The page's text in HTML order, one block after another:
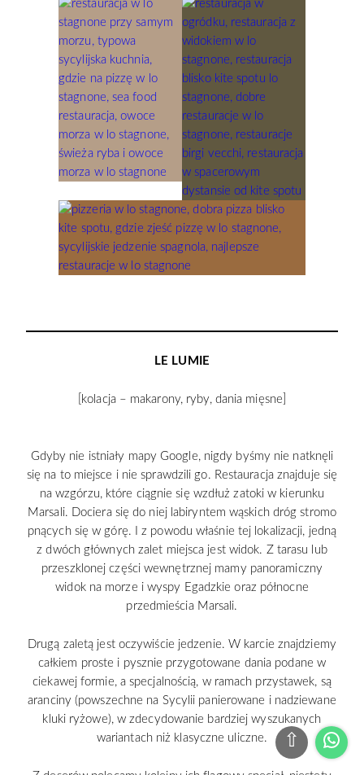
LE LUMIE
[kolacja – makarony, ryby, dania mięsne]
Gdyby nie istniały mapy Google, nigdy byśmy nie natknęli
się na to miejsce i nie sprawdzili go. Restauracja znajduje się
na wzgórzu, które ciągnie się wzdłuż zatoki w kierunku
Marsali. Dociera się do niej labiryntem wąskich dróg stromo
pnących się w górę. I z powodu właśnie tej lokalizacji, jedną
z dwóch głównych zalet miejsca jest widok. Z tarasu lub
przeszklonej części wewnętrznej mamy panoramiczny
widok na morze i wyspy Egadzkie oraz północne
przedmieścia Marsali.
Drugą zaletą jest oczywiście jedzenie. W karcie znajdziemy
całkiem proste i pysznie przygotowane dania podane w
ciekawej formie, a specjalnością, w ramach przystawek, są
aranciny (powszechne na Sycylii panierowane i nadziewane
kluki ryżowe), w zdecydowanie bardziej wyszukanych
wariantach niż klasyczne uliczne.
⇧